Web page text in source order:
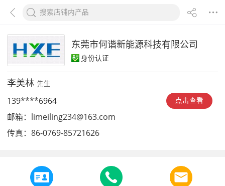
东莞市何谐新能源科技有限公司
身份认证
李美林 先生
点击查看
139****6964
邮箱： limeiling234@163.com
传真： 86-0769-85721626